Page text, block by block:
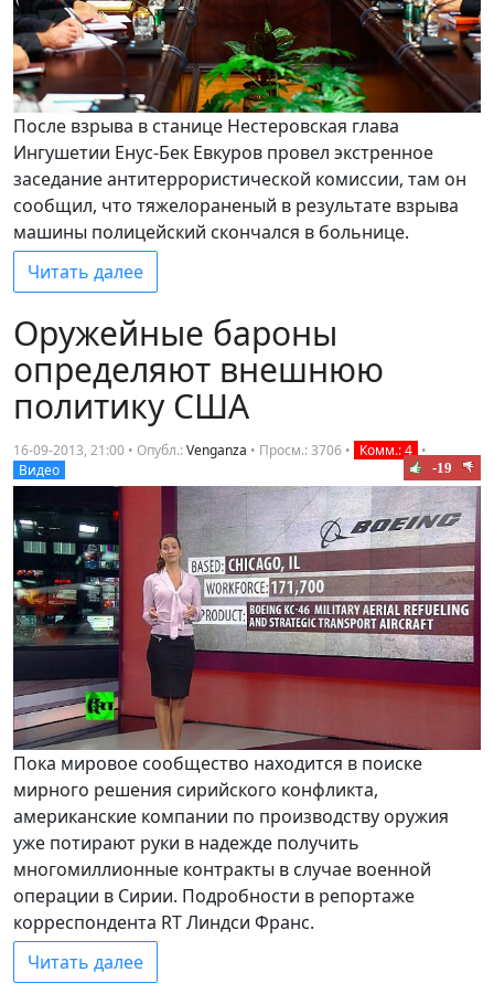
После взрыва в станице Нестеровская глава
Ингушетии Енус-Бек Евкуров провел экстренное
заседание антитеррористической комиссии, там он
сообщил, что тяжелораненый в результате взрыва
машины полицейский скончался в больнице.
Читать далее
Оружейные бароны
определяют внешнюю
политику США
16-09-2013, 21:00 • Опубл.:Venganza • Просм.: 3706 • Комм.: 4 •
Видео
-19
Пока мировое сообщество находится в поиске
мирного решения сирийского конфликта,
американские компании по производству оружия
уже потирают руки в надежде получить
многомиллионные контракты в случае военной
операции в Сирии. Подробности в репортаже
корреспондента RT Линдси Франс.
Читать далее